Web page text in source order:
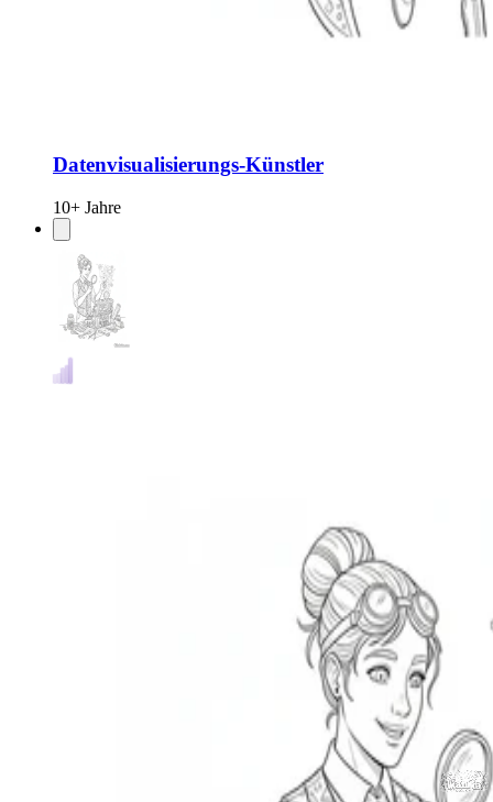
Datenvisualisierungs-Künstler
10+ Jahre